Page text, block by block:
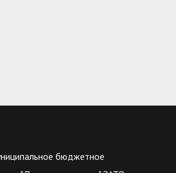
бюджетное